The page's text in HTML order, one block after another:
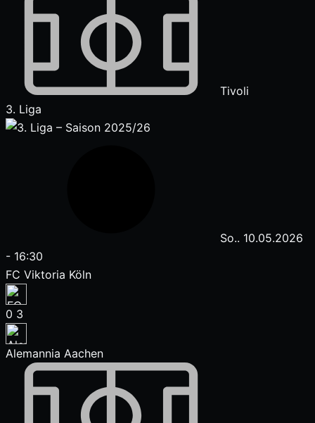
Tivoli
3. Liga
So.. 10.05.2026
- 16:30
FC Viktoria Köln
0 3
Alemannia Aachen